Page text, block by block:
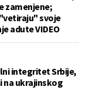
zamenjene;
svoje
adute VIDEO
integritet Srbije,
na ukrajinskog